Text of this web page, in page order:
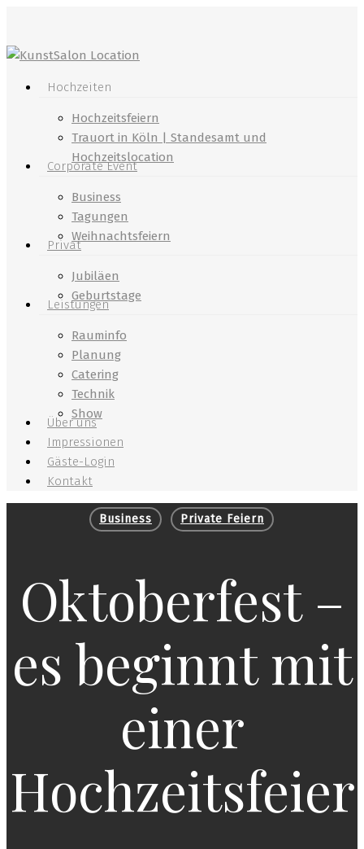
main
Menu
Hochzeiten
Hochzeitsfeiern
Trauort in Köln | Standesamt und
Hochzeitslocation
Corporate Event
Business
Tagungen
Weihnachtsfeiern
Privat
Jubiläen
Geburtstage
Leistungen
Rauminfo
Planung
Catering
Technik
Show
Über uns
Impressionen
Gäste-Login
Kontakt
Business Private Feiern
Oktoberfest –
es beginnt mit
einer
Hochzeitsfeier